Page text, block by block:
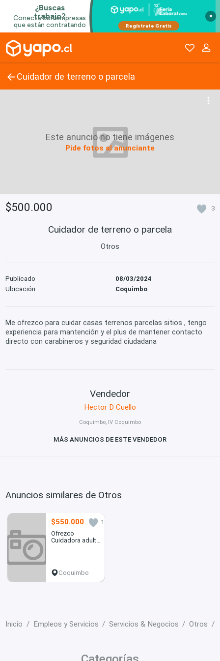
×
Cuidador de terreno o parcela
Este anuncio no tiene imágenes
Pide fotos al anunciante
$500.000 3
Cuidador de terreno o parcela
Otros
Publicado
08/03/2024
Ubicación
Coquimbo
Me ofrezco para cuidar casas terrenos parcelas sitios , tengo
experiencia para mantención y el plus de mantener contacto
directo con carabineros y seguridad ciudadana
Vendedor
Hector D Cuello
Coquimbo, IV Coquimbo
MÁS ANUNCIOS DE ESTE VENDEDOR
Anuncios similares de Otros
$550.000
1
Ofrezco
Cuidadora adulto
Coquimbo
Inicio Empleos y Servicios Servicios & Negocios Otros